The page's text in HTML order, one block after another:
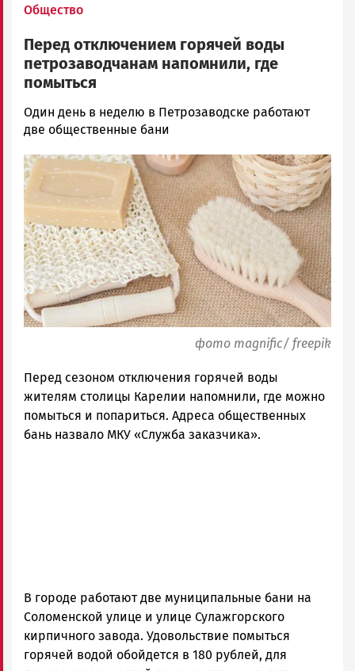
Общество
Перед отключением горячей воды
петрозаводчанам напомнили, где
помыться
Ольга
Гаврилова
Петрозаводска
и
Карелии
|
Петрозаводск
ГОВОРИТ
Один день в неделю в Петрозаводске работают
две общественные бани
Image
фото magnific/ freepik
Перед сезоном отключения горячей воды
жителям столицы Карелии напомнили, где можно
помыться и попариться. Адреса общественных
бань назвало МКУ «Служба заказчика».
В городе работают две муниципальные бани на
Соломенской улице и улице Сулажгорского
кирпичного завода. Удовольствие помыться
горячей водой обойдется в 180 рублей, для